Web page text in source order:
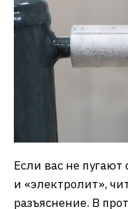
Если вас не пугают
и «электролит»,
разъяснение. В